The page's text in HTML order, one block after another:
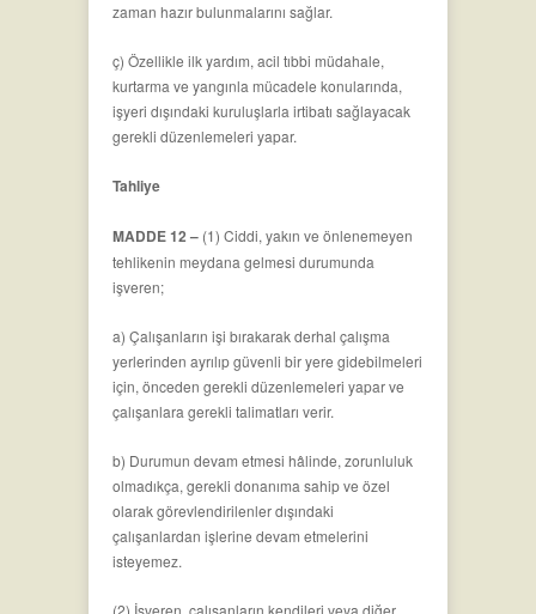
zaman hazır bulunmalarını sağlar.
ç) Özellikle ilk yardım, acil tıbbi müdahale,
kurtarma ve yangınla mücadele konularında,
işyeri dışındaki kuruluşlarla irtibatı sağlayacak
gerekli düzenlemeleri yapar.
Tahliye
MADDE 12 – (1) Ciddi, yakın ve önlenemeyen
tehlikenin meydana gelmesi durumunda
işveren;
a) Çalışanların işi bırakarak derhal çalışma
yerlerinden ayrılıp güvenli bir yere gidebilmeleri
için, önceden gerekli düzenlemeleri yapar ve
çalışanlara gerekli talimatları verir.
b) Durumun devam etmesi hâlinde, zorunluluk
olmadıkça, gerekli donanıma sahip ve özel
olarak görevlendirilenler dışındaki
çalışanlardan işlerine devam etmelerini
isteyemez.
(2) İşveren, çalışanların kendileri veya diğer